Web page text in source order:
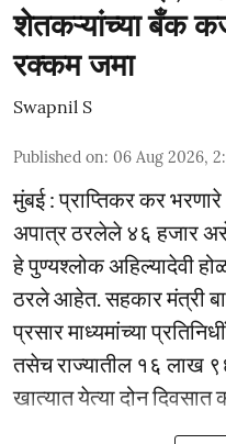
शेतकऱ्यांच्या बँक
रक्कम जमा
Swapnil S
Published on: 06 Aug 2026,
मुंबई : प्राप्तिकर कर
अपात्र ठरलेले ४६ हजार
हे पुण्यश्लोक अहिल्यादेवी
ठरले आहेत. सहकार मंत्री
प्रसार माध्यमांच्या
तसेच राज्यातील १६ लाख
खात्यात येत्या दोन